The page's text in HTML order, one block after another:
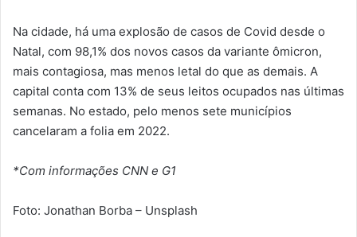
Na cidade, há uma explosão de casos de Covid desde o
Natal, com 98,1% dos novos casos da variante ômicron,
mais contagiosa, mas menos letal do que as demais. A
capital conta com 13% de seus leitos ocupados nas últimas
semanas. No estado, pelo menos sete municípios
cancelaram a folia em 2022.
*Com informações CNN e G1
Foto: Jonathan Borba – Unsplash